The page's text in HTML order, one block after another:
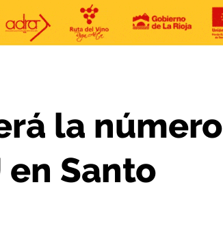
IU en Santo Domingo
la número
Santo